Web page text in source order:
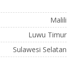
Malili
Luwu Timur
Sulawesi Selatan